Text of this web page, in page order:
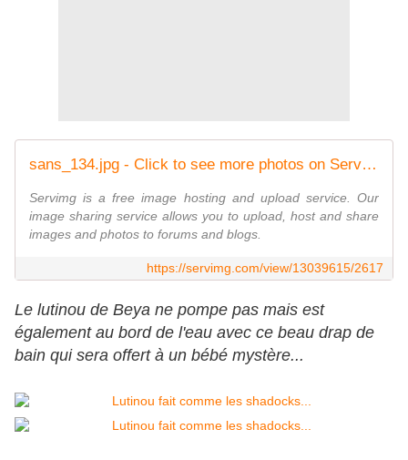
sans_134.jpg - Click to see more photos on ServImg
Servimg is a free image hosting and upload service. Our
image sharing service allows you to upload, host and share
images and photos to forums and blogs.
https://servimg.com/view/13039615/2617
Le lutinou de Beya ne pompe pas mais est
également au bord de l'eau avec ce beau drap de
bain qui sera offert à un bébé mystère...